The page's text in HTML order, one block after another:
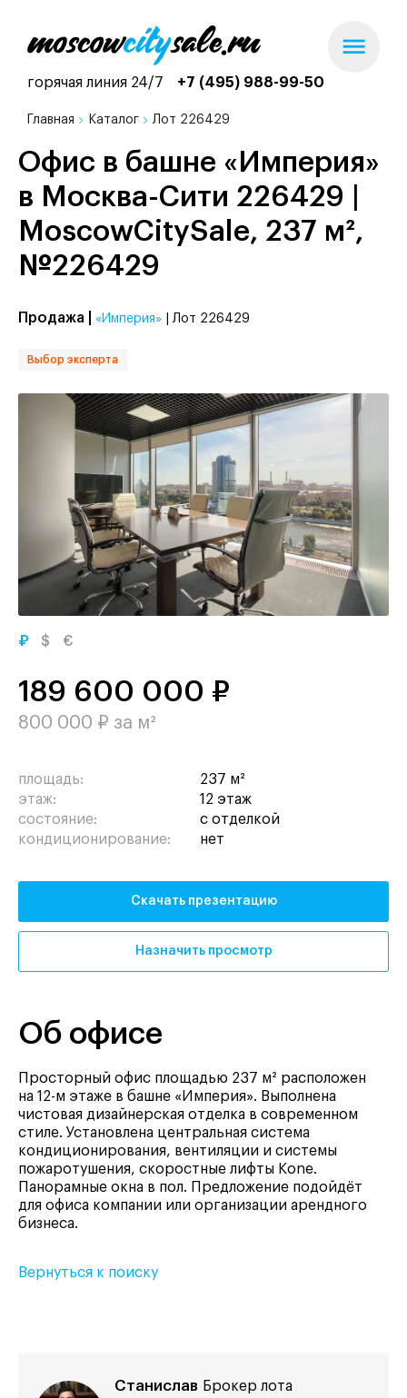
горячая линия 24/7 +7 (495) 988-99-50
Главная Каталог Лот 226429
Офис в башне «Империя»
в Москва-Сити 226429 |
MoscowCitySale, 237 м²,
№226429
Продажа | «Империя» | Лот 226429
Выбор эксперта
₽ $ €
189 600 000 ₽
800 000 ₽ за м²
площадь:
237 м²
этаж:
12 этаж
состояние:
с отделкой
кондиционирование:
нет
Скачать презентацию
Назначить просмотр
Об офисе
Просторный офис площадью 237 м² расположен
на 12-м этаже в башне «Империя». Выполнена
чистовая дизайнерская отделка в современном
стиле. Установлена центральная система
кондиционирования, вентиляции и системы
пожаротушения, скоростные лифты Kone.
Панорамные окна в пол. Предложение подойдёт
для офиса компании или организации арендного
бизнеса.
Вернуться к поиску
Станислав Брокер лота